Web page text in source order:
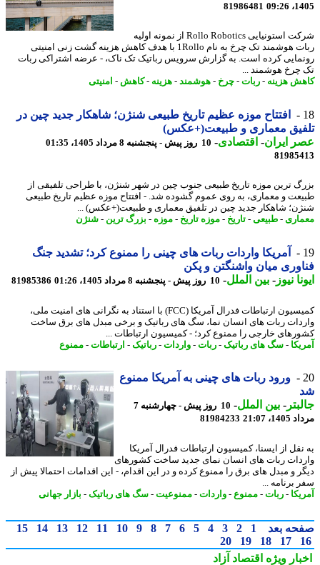
81986481
شرکت استونیایی Rollo Robotics از نمونه اولیه
ربات هوشمند تک چرخ به نام 1Rollo با هدف کاهش هزینه گشت زنی امنیتی
کرده است. به گزارش سرویس رباتیک تک ناک، - عرضه اشتراکی ربات
هوشمند ...
هزینه- ربات -چرخ -هوشمند-هزینه- کاهش-امنیتی
افتتاح موزه عظیم تاریخ طبیعی شنژن؛ شاهکار جدید چین در
معماری و طبیعت(+عکس)
ایران- اقتصادی-10 روز پیش - پنجشنبه 8 مرداد 1405، 01:35
ترین موزه تاریخ طبیعی جنوب چین در شهر شنژن، با طراحی تلفیقی از
و معماری، به روی عموم گشوده شد. - افتتاح موزه عظیم تاریخ طبیعی
شاهکار جدید چین در تلفیق معماری و طبیعت(+عکس) ...
- طبیعی-تاریخ- موزه تاریخ- موزه-بزرگ ترین- شنژن
آمریکا واردات ربات های چینی را ممنوع کرد؛ تشدید جنگ
میان واشنگتن و پکن
نیوز-بین الملل-10 روز پیش - پنجشنبه 8 مرداد 1405، 01:26 81985386
کمیسیون ارتباطات فدرال آمریکا (FCC) با استناد به نگرانی های امنیت ملی،
ربات های انسان نما، سگ های رباتیک و برخی مبدل های برق ساخت
خارجی را ممنوع کرد؛ - کمیسیون ارتباطات ...
- سگ های رباتیک-ربات -واردات - رباتیک-ارتباطات-ممنوع
ورود ربات های چینی به آمریکا ممنوع
-بین الملل-
10 روز پیش - چهارشنبه 7
21:07
81984233
از ایسنا، کمیسیون ارتباطات فدرال آمریکا
ربات های انسان نمای جدید ساخت کشورهای
و مبدل های برق را ممنوع کرده و در این اقدام، - این اقدامات احتمالا پیش از
برنامه ...
- ربات -ممنوع-واردات - ممنوعیت-سگ های رباتیک-بازار جهانی
بعد 1
2
3
4
5
6
7
8
9
10
11
12
13
14
15
17
18
19
20
ویژهاقتصاد آزاد